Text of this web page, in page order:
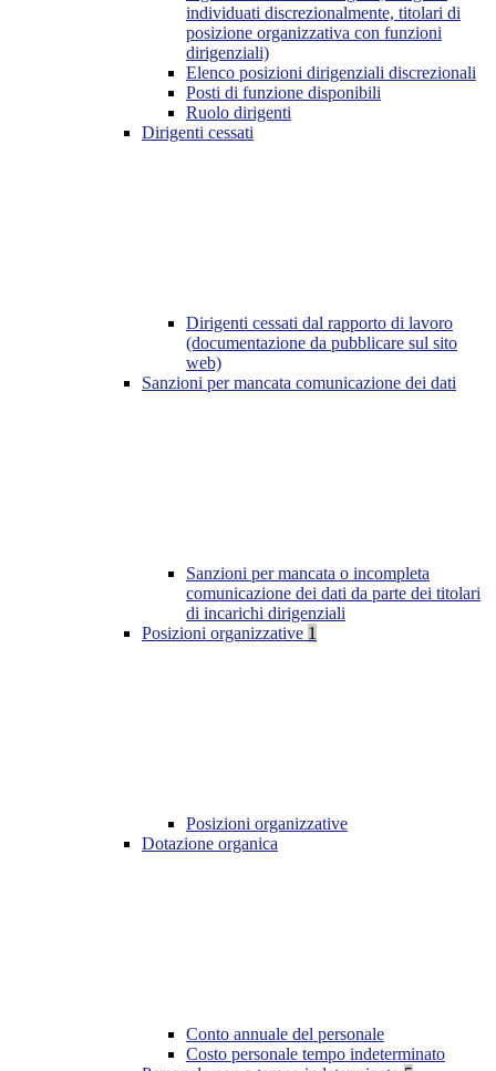
individuati discrezionalmente, titolari di
posizione organizzativa con funzioni
dirigenziali)
Elenco posizioni dirigenziali discrezionali
Posti di funzione disponibili
Ruolo dirigenti
Dirigenti cessati
Dirigenti cessati dal rapporto di lavoro
(documentazione da pubblicare sul sito
web)
Sanzioni per mancata comunicazione dei dati
Sanzioni per mancata o incompleta
comunicazione dei dati da parte dei titolari
di incarichi dirigenziali
Posizioni organizzative 1
Posizioni organizzative
Dotazione organica
Conto annuale del personale
Costo personale tempo indeterminato